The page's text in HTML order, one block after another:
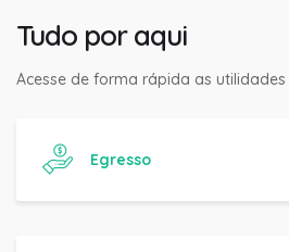
Tudo por aqui
Acesse de forma rápida as utilidades
Egresso